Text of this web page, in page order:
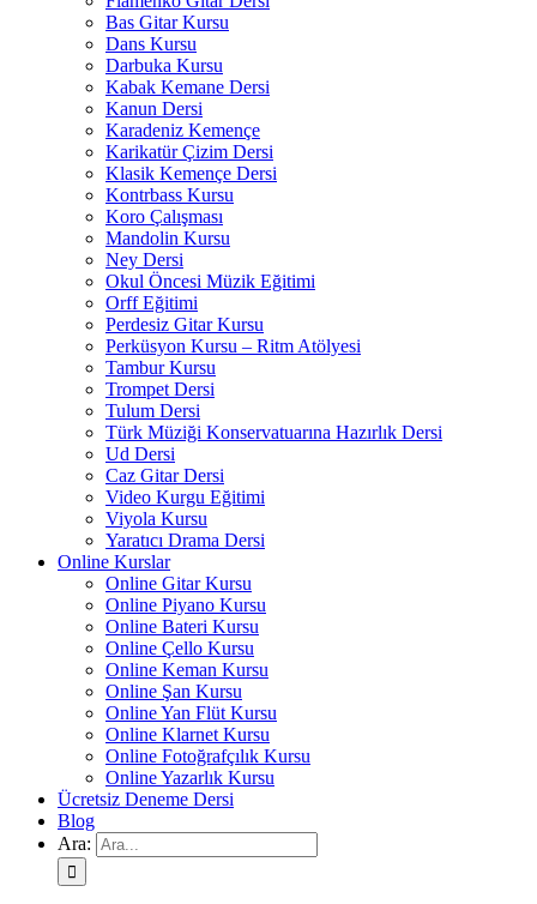
Bas Gitar Kursu
Dans Kursu
Darbuka Kursu
Kabak Kemane Dersi
Kanun Dersi
Karadeniz Kemençe
Karikatür Çizim Dersi
Klasik Kemençe Dersi
Kontrbass Kursu
Koro Çalışması
Mandolin Kursu
Ney Dersi
Okul Öncesi Müzik Eğitimi
Orff Eğitimi
Perdesiz Gitar Kursu
Perküsyon Kursu – Ritm Atölyesi
Tambur Kursu
Trompet Dersi
Tulum Dersi
Türk Müziği Konservatuarına Hazırlık Dersi
Ud Dersi
Caz Gitar Dersi
Video Kurgu Eğitimi
Viyola Kursu
Yaratıcı Drama Dersi
Online Kurslar
Online Gitar Kursu
Online Piyano Kursu
Online Bateri Kursu
Online Çello Kursu
Online Keman Kursu
Online Şan Kursu
Online Yan Flüt Kursu
Online Klarnet Kursu
Online Fotoğrafçılık Kursu
Online Yazarlık Kursu
Ücretsiz Deneme Dersi
Blog
Ara: